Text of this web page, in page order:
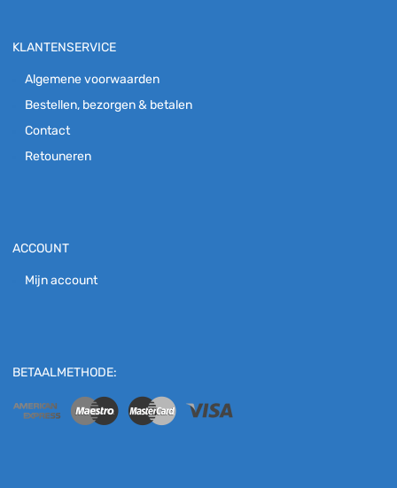
KLANTENSERVICE
Algemene voorwaarden
Bestellen, bezorgen & betalen
Contact
Retouneren
ACCOUNT
Mijn account
BETAALMETHODE: